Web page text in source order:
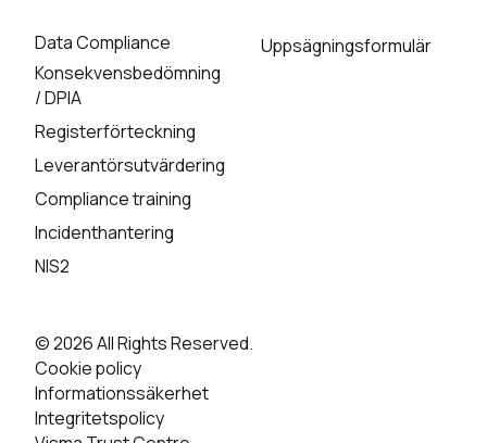
Data Compliance
Konsekvensbedömning
/ DPIA
Registerförteckning
Leverantörsutvärdering
Compliance training
Incidenthantering
NIS2
Uppsägningsformulär
© 2026 All Rights Reserved.
Cookie policy
Informationssäkerhet
Integritetspolicy